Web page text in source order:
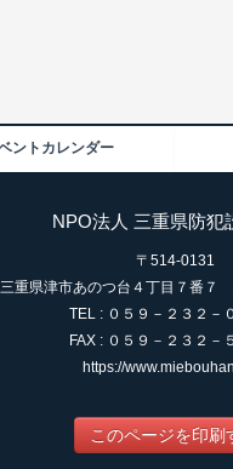
ントカレンダー
NPO法人 三重県防犯
〒514-0131
三重県津市あのつ台４丁目７番７
TEL : ０５９－２３２－
FAX : ０５９－２３２－
https://
このページを印刷